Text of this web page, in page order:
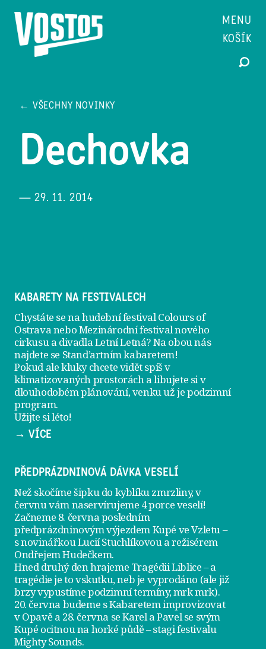
MENU
KOŠÍK
← VŠECHNY NOVINKY
Dechovka
— 29. 11. 2014
KABARETY NA FESTIVALECH
Chystáte se na hudební festival Colours of
Ostrava nebo Mezinárodní festival nového
cirkusu a divadla Letní Letná? Na obou nás
najdete se Stand’artním kabaretem!
Pokud ale kluky chcete vidět spíš v
klimatizovaných prostorách a libujete si v
dlouhodobém plánování, venku už jepodzimní
program.
Užijte si léto!
→ VÍCE
PŘEDPRÁZDNINOVÁ DÁVKA VESELÍ
Než skočíme šipku do kyblíku zmrzliny, v
červnu vám naservírujeme 4 porce veselí!
Začneme 8. června posledním
předprázdninovým výjezdemKupé ve Vzletu–
s novinářkou Lucií Stuchlíkovou a režisérem
Ondřejem Hudečkem.
Hned druhý den hrajeme Tragédii Liblice– a
tragédie je to vskutku, neb je vyprodáno (ale již
brzy vypustíme podzimní termíny, mrk mrk).
20. června budeme s Kabaretem improvizovat
v Opavě a 28. června se Karel a Pavel se svým
Kupé ocitnou na horké půdě – stagi festivalu
Mighty Sounds.